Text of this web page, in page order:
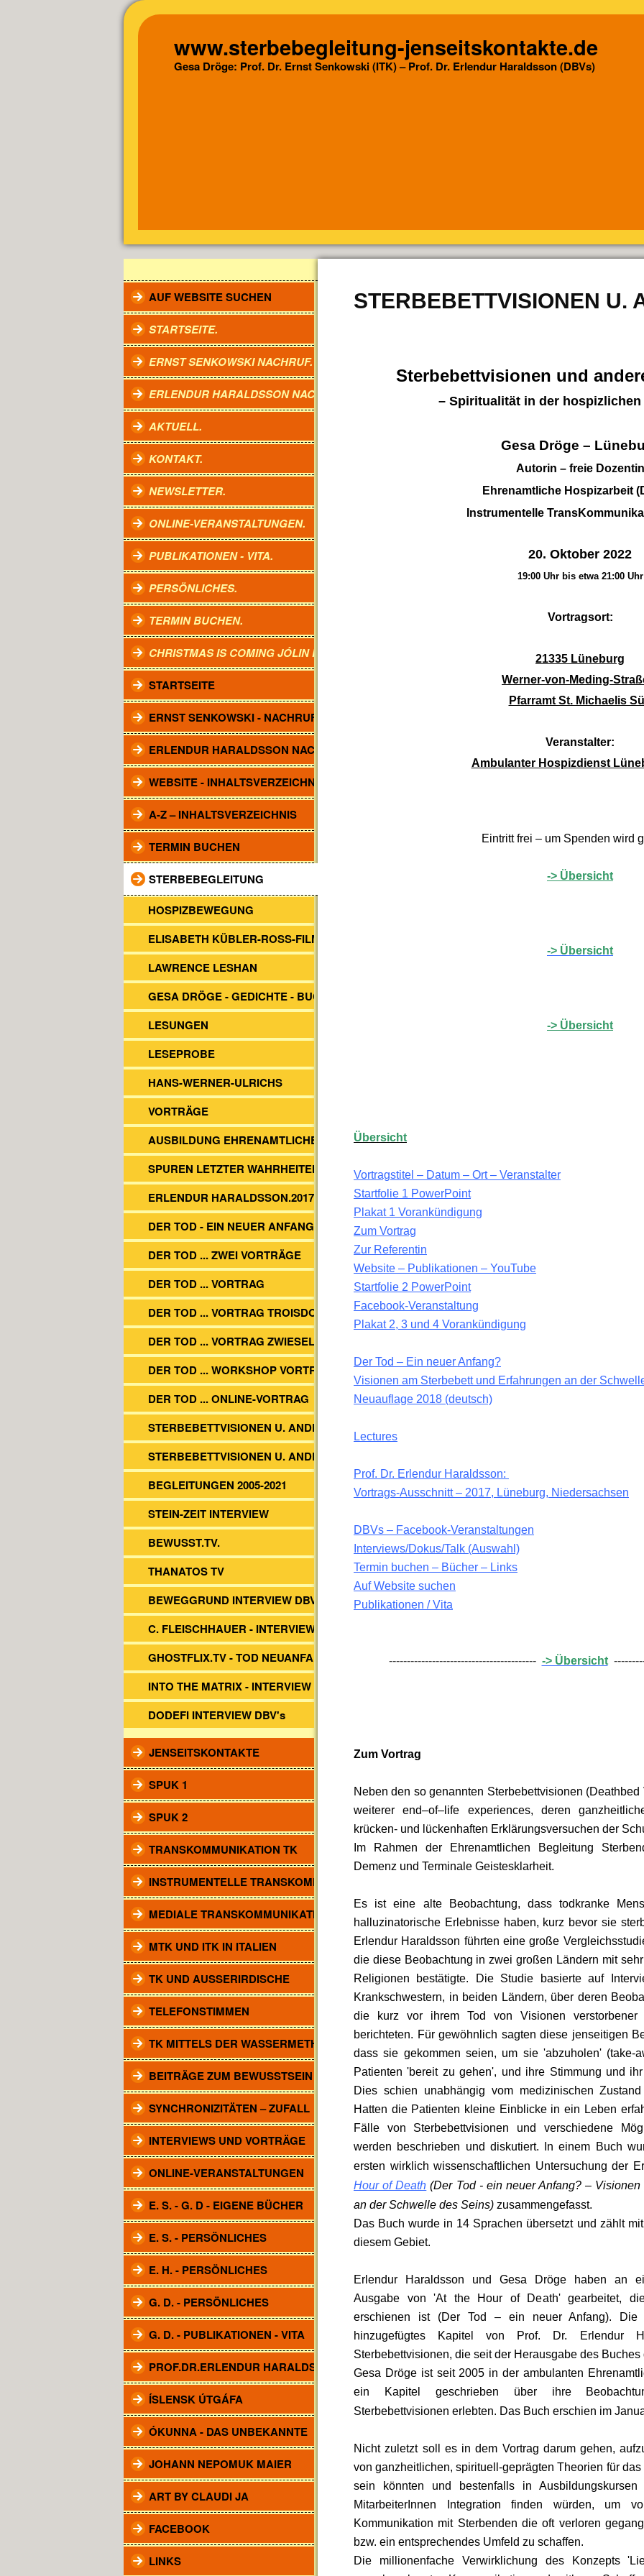
www.sterbebegleitung-jenseitskontakte.de
Gesa Dröge: Prof. Dr. Ernst Senkowski (ITK) – Prof. Dr. Erlendur Haraldsson (DBVs)
AUF WEBSITE SUCHEN
STARTSEITE.
ERNST SENKOWSKI NACHRUF.
ERLENDUR HARALDSSON NACHRUF.
AKTUELL.
KONTAKT.
NEWSLETTER.
ONLINE-VERANSTALTUNGEN.
PUBLIKATIONEN - VITA.
PERSÖNLICHES.
TERMIN BUCHEN.
CHRISTMAS IS COMING JÓLIN KOMA.
STARTSEITE
ERNST SENKOWSKI - NACHRUF
ERLENDUR HARALDSSON NACHRUF
WEBSITE - INHALTSVERZEICHNIS
A-Z – INHALTSVERZEICHNIS
TERMIN BUCHEN
STERBEBEGLEITUNG
HOSPIZBEWEGUNG
ELISABETH KÜBLER-ROSS-FILME
LAWRENCE LESHAN
GESA DRÖGE - GEDICHTE - BUCH
LESUNGEN
LESEPROBE
HANS-WERNER-ULRICHS
VORTRÄGE
AUSBILDUNG EHRENAMTLICHER
SPUREN LETZTER WAHRHEITEN.
ERLENDUR HARALDSSON.2017
DER TOD - EIN NEUER ANFANG?
DER TOD ... ZWEI VORTRÄGE
DER TOD ... VORTRAG
DER TOD ... VORTRAG TROISDORF
DER TOD ... VORTRAG ZWIESEL
DER TOD ... WORKSHOP VORTRAG
DER TOD ... ONLINE-VORTRAG
STERBEBETTVISIONEN U. ANDERES.
STERBEBETTVISIONEN U. ANDERES
BEGLEITUNGEN 2005-2021
STEIN-ZEIT INTERVIEW
BEWUSST.TV.
THANATOS TV
BEWEGGRUND INTERVIEW DBVs
C. FLEISCHHAUER - INTERVIEW DBV.
GHOSTFLIX.TV - TOD NEUANFANG?
INTO THE MATRIX - INTERVIEW
DODEFI INTERVIEW DBV's
JENSEITSKONTAKTE
SPUK 1
SPUK 2
TRANSKOMMUNIKATION TK
INSTRUMENTELLE TRANSKOMM.
MEDIALE TRANSKOMMUNIKATION
MTK UND ITK IN ITALIEN
TK UND AUSSERIRDISCHE
TELEFONSTIMMEN
TK MITTELS DER WASSERMETHODE
BEITRÄGE ZUM BEWUSSTSEIN
SYNCHRONIZITÄTEN – ZUFALL
INTERVIEWS UND VORTRÄGE
ONLINE-VERANSTALTUNGEN
E. S. - G. D - EIGENE BÜCHER
E. S. - PERSÖNLICHES
E. H. - PERSÖNLICHES
G. D. - PERSÖNLICHES
G. D. - PUBLIKATIONEN - VITA
PROF.DR.ERLENDUR HARALDSSON
ÍSLENSK ÚTGÁFA
ÓKUNNA - DAS UNBEKANNTE
JOHANN NEPOMUK MAIER
ART BY CLAUDI JA
FACEBOOK
LINKS
STERBEBETTVISIONEN U.
Sterbebettvisionen und
– Spiritualität in der
Gesa Dröge –
Autorin –freie Dozentin
Ehrenamtliche Hospizarbeit
Instrumentelle
20. Oktober 2022
19:00 Uhr bis etwa 21:00 Uhr
Vortragsort:
21335 Lüneburg
Werner-von-Meding-
Pfarramt St. Michaelis
Veranstalter:
Ambulanter Hospizdienst
Eintritt frei – um Spenden wird
-> Übersicht
-> Übersicht
-> Übersicht
Übersicht
Vortragstitel – Datum – Ort – Veranstalter
Startfolie 1 PowerPoint
Plakat 1 Vorankündigung
Zum Vortrag
Zur Referentin
Website – Publikationen – YouTube
Startfolie 2 PowerPoint
Facebook-Veranstaltung
Plakat 2, 3 und 4 Vorankündigung
Der Tod – Ein neuer Anfang?
Visionen am Sterbebett und Erfahrungen an der
Neuauflage 2018 (deutsch)
Lectures
Prof. Dr. Erlendur Haraldsson:
Vortrags-Ausschnitt – 2017, Lüneburg, Niedersachsen
DBVs – Facebook-Veranstaltungen
Interviews/Dokus/Talk (Auswahl)
Termin buchen – Bücher – Links
Auf Website suchen
Publikationen / Vita
----------------------------------------- -> Übersicht
Zum Vortrag
Neben den so genannten Sterbebettvisionen
weiterer end–of–life experiences, deren
krücken- und lückenhaften Erklärungsversuchen der
Im Rahmen der Ehrenamtlichen Begleitung
Demenz und Terminale Geistesklarheit.
Es ist eine alte Beobachtung, dass todkranke
halluzinatorische Erlebnisse haben, kurz bevor sie
Erlendur Haraldsson führten eine große
die diese Beobachtung in zwei großen Ländern mit
Religionen bestätigte. Die Studie basierte auf
Krankschwestern, in beiden Ländern, über deren
die kurz vor ihrem Tod von Visionen verstorbener
berichteten. Für gewöhnlich sagten diese jenseitigen
dass sie gekommen seien, um sie 'abzuholen' (take-
Patienten 'bereit zu gehen', und ihre Stimmung und
Dies schien unabhängig vom medizinischen
Hatten die Patienten kleine Einblicke in ein Leben
Fälle von Sterbebettvisionen und verschiedene
werden beschrieben und diskutiert. In einem Buch
ersten wirklich wissenschaftlichen Untersuchung der
Hour of Death (Der Tod - ein neuer Anfang? –
an der Schwelle des Seins) zusammengefasst.
Das Buch wurde in 14 Sprachen übersetzt und zählt
diesem Gebiet.
Erlendur Haraldsson und Gesa Dröge haben an
Ausgabe von 'At the Hour of Death' gearbeitet,
erschienen ist (Der Tod – ein neuer Anfang). Die
hinzugefügtes Kapitel von Prof. Dr. Erlendur
Sterbebettvisionen, die seit der Herausgabe des Buches
Gesa Dröge ist seit 2005 in der ambulanten
ein Kapitel geschrieben über ihre
Sterbebettvisionen erlebten. Das Buch erschien im
Nicht zuletzt soll es in dem Vortrag darum gehen,
von ganzheitlichen, spirituell-geprägten Theorien für
sein könnten und bestenfalls in Ausbildungskursen
MitarbeiterInnen Integration finden würden, um
Kommunikation mit Sterbenden die oft verloren
bzw. ein entsprechendes Umfeld zu schaffen.
Die millionenfache Verwirklichung des Konzepts